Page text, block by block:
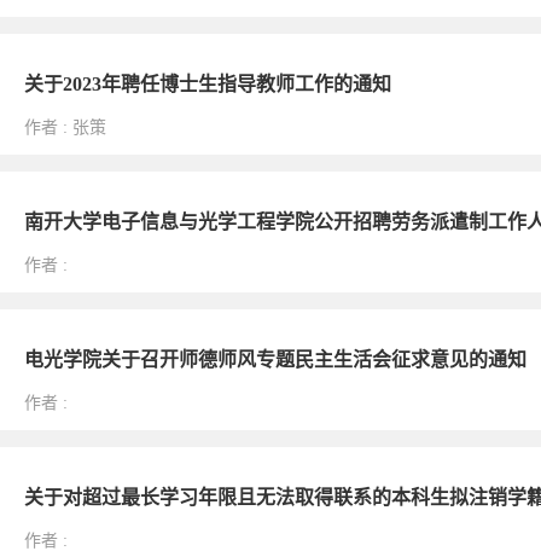
关于2023年聘任博士生指导教师工作的通知
作者 : 张策
南开大学电子信息与光学工程学院公开招聘劳务派遣制工作
作者 :
电光学院关于召开师德师风专题民主生活会征求意见的通知
作者 :
关于对超过最长学习年限且无法取得联系的本科生拟注销学
作者 :